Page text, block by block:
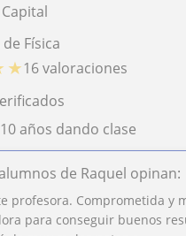
de Física
★16 valoraciones
10 años dando clase
de Raquel opinan:
profesora. Comprometida y
para conseguir buenos